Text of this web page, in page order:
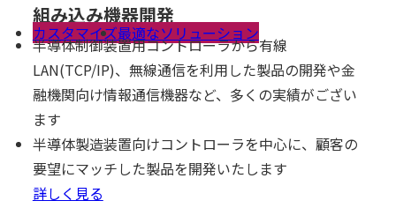
組み込み機器開発
カスタマイズ最適なソリューション
半導体制御装置用コントローラから有線
LAN(TCP/IP)、無線通信を利用した製品の開発や金
融機関向け情報通信機器など、多くの実績がござい
ます
半導体製造装置向けコントローラを中心に、顧客の
要望にマッチした製品を開発いたします
詳しく見る